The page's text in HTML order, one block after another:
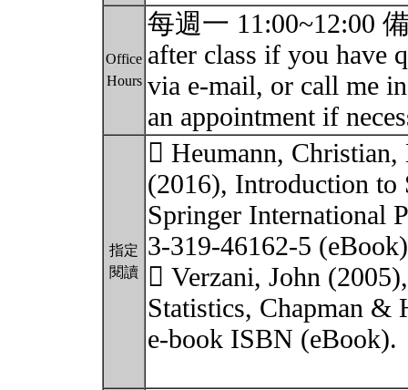
Office
Hours
每週一 11:00~12:00
after class if you have
via e-mail, or call me
an appointment if
指定
閱讀
 Heumann, Christian,
(2016), Introduction to
Springer International
3-319-46162-5
 Verzani, John
Statistics, Chapman
e-book ISBN (eBook).